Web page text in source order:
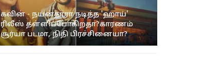
கவின் - நயன்தாரா நடித்த 'ஹாய்'
ரிலீஸ் தள்ளிப்போகிறதா?காரணம்
சூர்யா படமா, நிதி பிரச்சினையா?